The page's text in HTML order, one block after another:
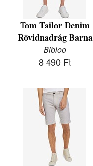
Tom Tailor Denim
Rövidnadrág Barna
Bibloo
8 490 Ft